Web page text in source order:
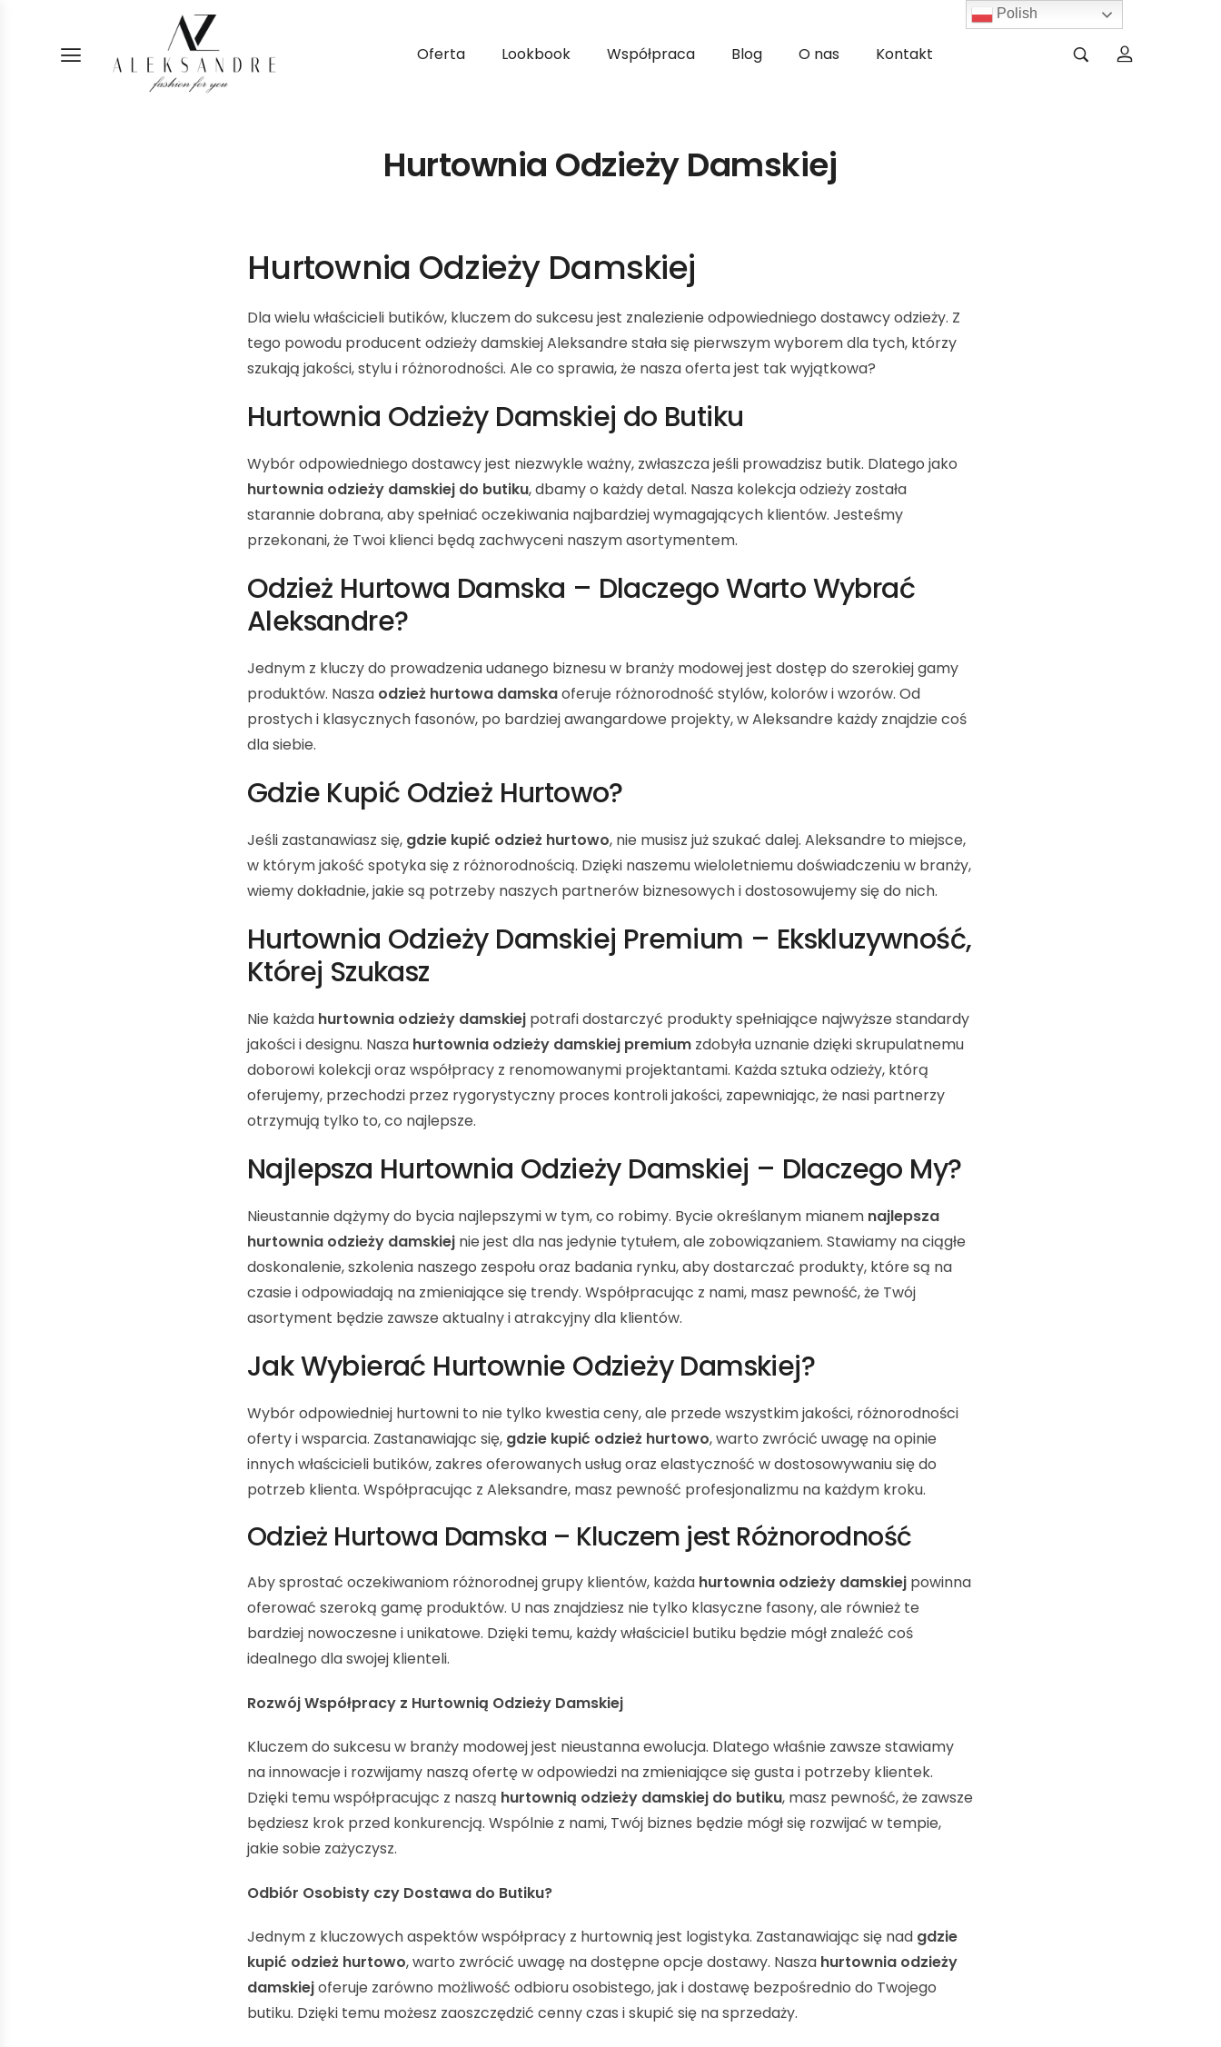
Oferta Lookbook Współpraca Blog O nas Kontakt
Hurtownia Odzieży Damskiej
Hurtownia Odzieży Damskiej
Dla wielu właścicieli butików, kluczem do sukcesu jest znalezienie odpowiedniego dostawcy odzieży. Z
tego powodu producent odzieży damskiej Aleksandre stała się pierwszym wyborem dla tych, którzy
szukają jakości, stylu i różnorodności. Ale co sprawia, że nasza oferta jest tak wyjątkowa?
Hurtownia Odzieży Damskiej do Butiku
Wybór odpowiedniego dostawcy jest niezwykle ważny, zwłaszcza jeśli prowadzisz butik. Dlatego jako
hurtownia odzieży damskiej do butiku, dbamy o każdy detal. Nasza kolekcja odzieży została
starannie dobrana, aby spełniać oczekiwania najbardziej wymagających klientów. Jesteśmy
przekonani, że Twoi klienci będą zachwyceni naszym asortymentem.
Odzież Hurtowa Damska – Dlaczego Warto Wybrać
Aleksandre?
Jednym z kluczy do prowadzenia udanego biznesu w branży modowej jest dostęp do szerokiej gamy
produktów. Nasza odzież hurtowa damskaoferuje różnorodność stylów, kolorów i wzorów. Od
prostych i klasycznych fasonów, po bardziej awangardowe projekty, w Aleksandre każdy znajdzie coś
dla siebie.
Gdzie Kupić Odzież Hurtowo?
Jeśli zastanawiasz się, gdzie kupić odzież hurtowo, nie musisz już szukać dalej. Aleksandre to miejsce,
w którym jakość spotyka się z różnorodnością. Dzięki naszemu wieloletniemu doświadczeniu w branży,
wiemy dokładnie, jakie są potrzeby naszych partnerów biznesowych i dostosowujemy się do nich.
Hurtownia Odzieży Damskiej Premium – Ekskluzywność,
Której Szukasz
Nie każdahurtownia odzieży damskiejpotrafi dostarczyć produkty spełniające najwyższe standardy
jakości i designu. Nasza hurtownia odzieży damskiej premiumzdobyła uznanie dzięki skrupulatnemu
doborowi kolekcji oraz współpracy z renomowanymi projektantami. Każda sztuka odzieży, którą
oferujemy, przechodzi przez rygorystyczny proces kontroli jakości, zapewniając, że nasi partnerzy
otrzymują tylko to, co najlepsze.
Najlepsza Hurtownia Odzieży Damskiej – Dlaczego My?
Nieustannie dążymy do bycia najlepszymi w tym, co robimy. Bycie określanym mianem najlepsza
hurtownia odzieży damskiejnie jest dla nas jedynie tytułem, ale zobowiązaniem. Stawiamy na ciągłe
doskonalenie, szkolenia naszego zespołu oraz badania rynku, aby dostarczać produkty, które są na
czasie i odpowiadają na zmieniające się trendy. Współpracując z nami, masz pewność, że Twój
asortyment będzie zawsze aktualny i atrakcyjny dla klientów.
Jak Wybierać Hurtownie Odzieży Damskiej?
Wybór odpowiedniej hurtowni to nie tylko kwestia ceny, ale przede wszystkim jakości, różnorodności
oferty i wsparcia. Zastanawiając się, gdzie kupić odzież hurtowo, warto zwrócić uwagę na opinie
innych właścicieli butików, zakres oferowanych usług oraz elastyczność w dostosowywaniu się do
potrzeb klienta. Współpracując z Aleksandre, masz pewność profesjonalizmu na każdym kroku.
Odzież Hurtowa Damska – Kluczem jest Różnorodność
Aby sprostać oczekiwaniom różnorodnej grupy klientów, każda hurtownia odzieży damskiejpowinna
oferować szeroką gamę produktów. U nas znajdziesz nie tylko klasyczne fasony, ale również te
bardziej nowoczesne i unikatowe. Dzięki temu, każdy właściciel butiku będzie mógł znaleźć coś
idealnego dla swojej klienteli.
Rozwój Współpracy z Hurtownią Odzieży Damskiej
Kluczem do sukcesu w branży modowej jest nieustanna ewolucja. Dlatego właśnie zawsze stawiamy
na innowacje i rozwijamy naszą ofertę w odpowiedzi na zmieniające się gusta i potrzeby klientek.
Dzięki temu współpracując z naszą hurtownią odzieży damskiej do butiku, masz pewność, że zawsze
będziesz krok przed konkurencją. Wspólnie z nami, Twój biznes będzie mógł się rozwijać w tempie,
jakie sobie zażyczysz.
Odbiór Osobisty czy Dostawa do Butiku?
Jednym z kluczowych aspektów współpracy z hurtownią jest logistyka. Zastanawiając się nad gdzie
kupić odzież hurtowo, warto zwrócić uwagę na dostępne opcje dostawy. Nasza hurtownia odzieży
damskiejoferuje zarówno możliwość odbioru osobistego, jak i dostawę bezpośrednio do Twojego
butiku. Dzięki temu możesz zaoszczędzić cenny czas i skupić się na sprzedaży.
Polish